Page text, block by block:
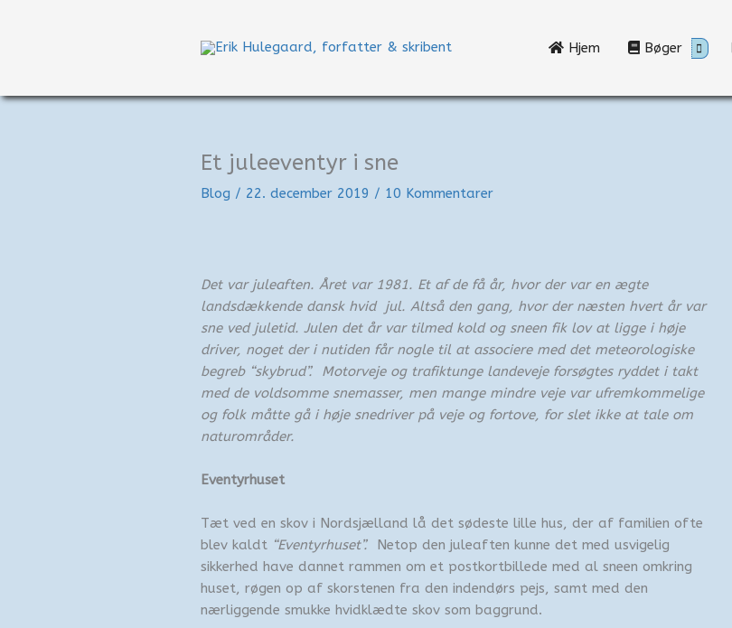
Hjem Bøger
Et juleeventyr i sne
Blog / 22. december 2019 / 10 Kommentarer
Det var juleaften. Året var 1981. Et af de få år, hvor der var en ægte
landsdækkende dansk hvid jul. Altså den gang, hvor der næsten hvert år var
sne ved juletid. Julen det år var tilmed kold og sneen fik lov at ligge i høje
driver, noget der i nutiden får nogle til at associere med det meteorologiske
begreb “skybrud”. Motorveje og trafiktunge landeveje forsøgtes ryddet i takt
med de voldsomme snemasser, men mange mindre veje var ufremkommelige
og folk måtte gå i høje snedriver på veje og fortove, for slet ikke at tale om
naturområder.
Eventyrhuset
Tæt ved en skov i Nordsjælland lå det sødeste lille hus, der af familien ofte
blev kaldt “Eventyrhuset”.
Netop den juleaften kunne det med usvigelig
sikkerhed have dannet rammen om et postkortbillede med al sneen omkring
huset, røgen op af skorstenen fra den indendørs pejs, samt med den
nærliggende smukke hvidklædte skov som baggrund.